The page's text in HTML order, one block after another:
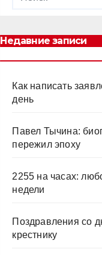
Недавние записи
Как написать
день
Павел Тычина:
пережил эпоху
2255 на часах:
недели
Поздравления со
крестнику